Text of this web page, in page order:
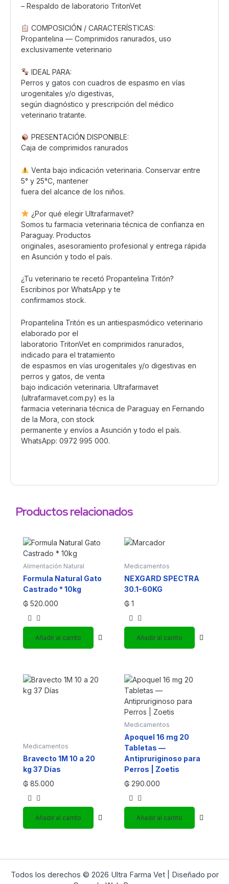
– Respaldo de laboratorio TritonVet
COMPOSICIÓN / CARACTERÍSTICAS:
Propantelina — Comprimidos ranurados, uso
exclusivamente veterinario
IDEAL PARA:
Perros y gatos con cuadros de espasmo en vías
urogenitales y/o digestivas,
según diagnóstico y prescripción del médico
veterinario tratante.
PRESENTACIÓN DISPONIBLE:
Caja de comprimidos ranurados
Venta bajo indicación veterinaria. Conservar entre
5° y 25°C, mantener
fuera del alcance de los niños.
¿Por qué elegir Ultrafarmavet?
Somos tu farmacia veterinaria técnica de confianza en
Paraguay. Productos
originales, asesoramiento profesional y entrega rápida
en Asunción y todo el país.
¿Tu veterinario te recetó Propantelina Tritón?
Escribinos por WhatsApp y te
confirmamos stock.
Propantelina Tritón es un antiespasmódico veterinario
elaborado por el
laboratorio TritonVet en comprimidos ranurados,
indicado para el tratamiento
de espasmos en vías urogenitales y/o digestivas en
perros y gatos, de venta
bajo indicación veterinaria. Ultrafarmavet
(ultrafarmavet.com.py) es la
farmacia veterinaria técnica de Paraguay en Fernando
de la Mora, con stock
permanente y envíos a Asunción y todo el país.
WhatsApp: 0972 995 000.
Productos relacionados
Alimentación Natural
Formula Natural Gato
Castrado * 10kg
₲ 520.000
Añadir al carrito
Medicamentos
NEXGARD SPECTRA
30.1-60KG
₲1
Añadir al carrito
Medicamentos
Bravecto 1M 10 a 20
kg 37 Días
₲ 85.000
Añadir al carrito
Medicamentos
Apoquel 16 mg 20
Tabletas —
Antipruriginoso para
Perros | Zoetis
₲290.000
Añadir al carrito
Todos los derechos © 2026 Ultra Farma Vet | Diseñado por